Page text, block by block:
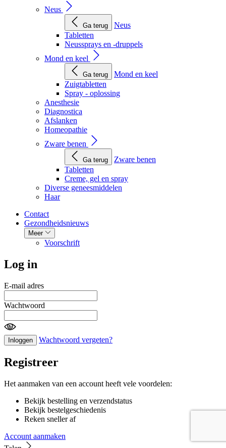
Neus
Ga terug
Neus
Tabletten
Neussprays en -druppels
Mond en keel
Ga terug
Mond en keel
Zuigtabletten
Spray - oplossing
Anesthesie
Diagnostica
Afslanken
Homeopathie
Zware benen
Ga terug
Zware benen
Tabletten
Creme, gel en spray
Diverse geneesmiddelen
Haar
Contact
Gezondheidsnieuws
Meer
Voorschrift
Log in
E-mail adres
Wachtwoord
Inloggen Wachtwoord vergeten?
Registreer
Het aanmaken van een account heeft vele voordelen:
Bekijk bestelling en verzendstatus
Bekijk bestelgeschiedenis
Reken sneller af
Account aanmaken